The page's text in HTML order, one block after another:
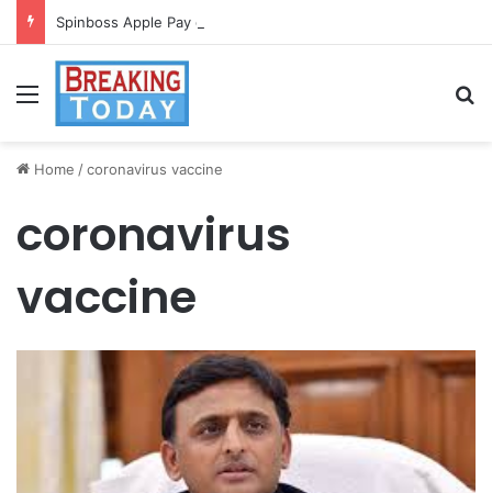
Spinboss Apple Pay dla graczy na iPhone
Menu
Home /coronavirus vaccine
coronavirus
vaccine